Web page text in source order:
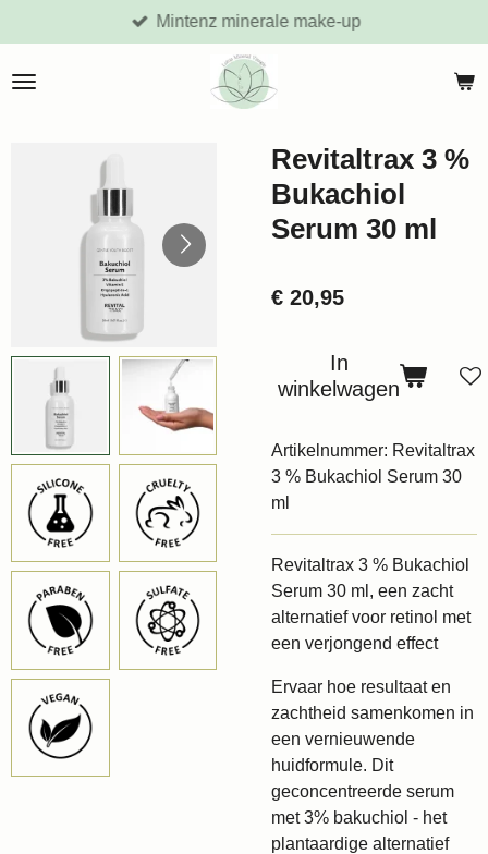
direct
naar
Mintenz minerale make-up
Revitaltrax 3 %
Bukachiol
Serum 30 ml
€ 20,95
In
winkelwagen
Artikelnummer: Revitaltrax
3 % Bukachiol Serum 30
ml
Revitaltrax 3 % Bukachiol
Serum 30 ml, een zacht
alternatief voor retinol met
een verjongend effect
Ervaar hoe resultaat en
zachtheid samenkomen in
een vernieuwende
huidformule. Dit
geconcentreerde serum
met 3% bakuchiol - het
plantaardige alternatief